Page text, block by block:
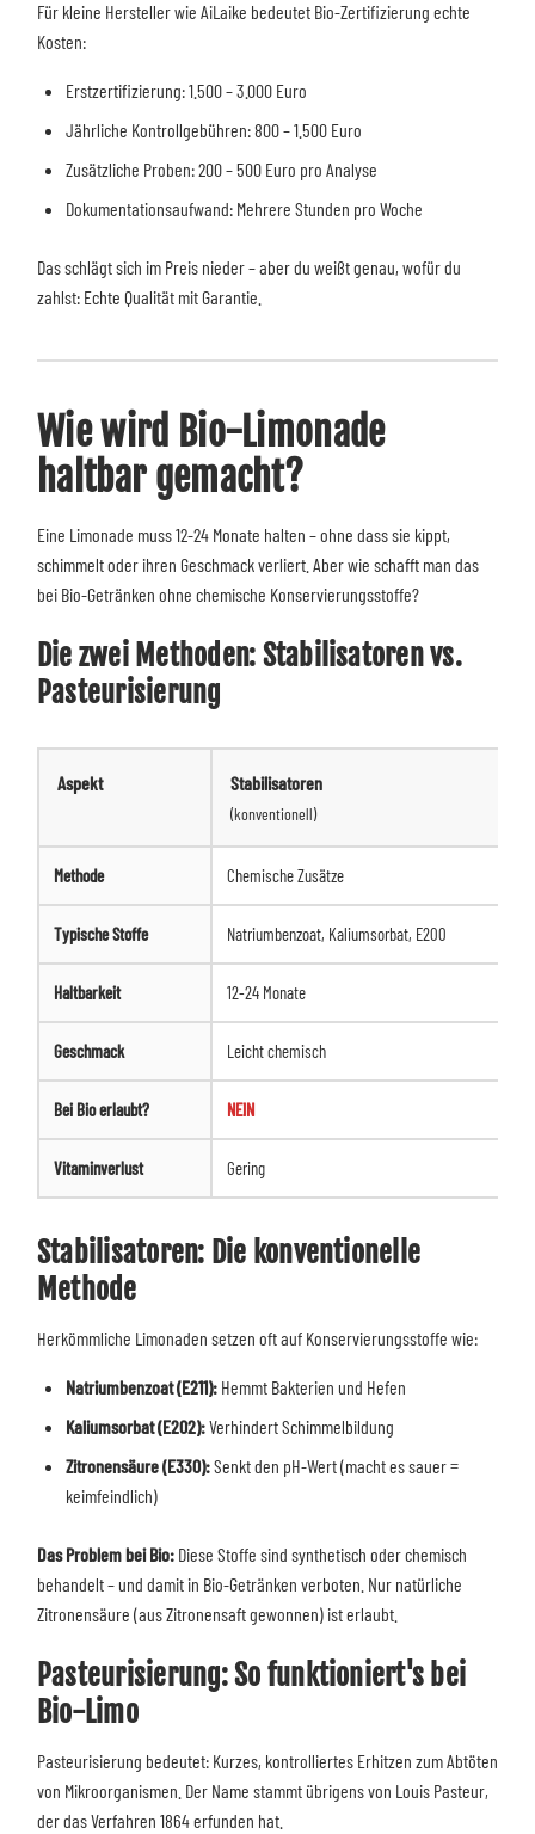
Für kleine Hersteller wie AiLaike bedeutet Bio-Zertifizierung echte
Kosten:
Erstzertifizierung: 1.500 – 3.000 Euro
Jährliche Kontrollgebühren: 800 – 1.500 Euro
Zusätzliche Proben: 200 – 500 Euro pro Analyse
Dokumentationsaufwand: Mehrere Stunden pro Woche
Das schlägt sich im Preis nieder – aber du weißt genau, wofür du
zahlst: Echte Qualität mit Garantie.
Wie wird Bio-Limonade
haltbar gemacht?
Eine Limonade muss 12-24 Monate halten – ohne dass sie kippt,
schimmelt oder ihren Geschmack verliert. Aber wie schafft man das
bei Bio-Getränken ohne chemische Konservierungsstoffe?
Die zwei Methoden: Stabilisatoren vs.
Pasteurisierung
Aspekt Stabilisatoren
(konventionell)
Methode Chemische Zusätze
Typische Stoffe Natriumbenzoat, Kaliumsorbat, E200
Haltbarkeit 12-24 Monate
Geschmack Leicht chemisch
Bei Bio erlaubt? NEIN
Vitaminverlust Gering
Stabilisatoren: Die konventionelle
Methode
Herkömmliche Limonaden setzen oft auf Konservierungsstoffe wie:
Natriumbenzoat (E211): Hemmt Bakterien und Hefen
Kaliumsorbat (E202):Verhindert Schimmelbildung
Zitronensäure (E330):Senkt den pH-Wert (macht es sauer =
keimfeindlich)
Das Problem bei Bio: Diese Stoffe sind synthetisch oder chemisch
behandelt – und damit in Bio-Getränken verboten. Nur natürliche
Zitronensäure (aus Zitronensaft gewonnen) ist erlaubt.
Pasteurisierung: So funktioniert's bei
Bio-Limo
Pasteurisierung bedeutet: Kurzes, kontrolliertes Erhitzen zum Abtöten
von Mikroorganismen. Der Name stammt übrigens von Louis Pasteur,
der das Verfahren 1864 erfunden hat.